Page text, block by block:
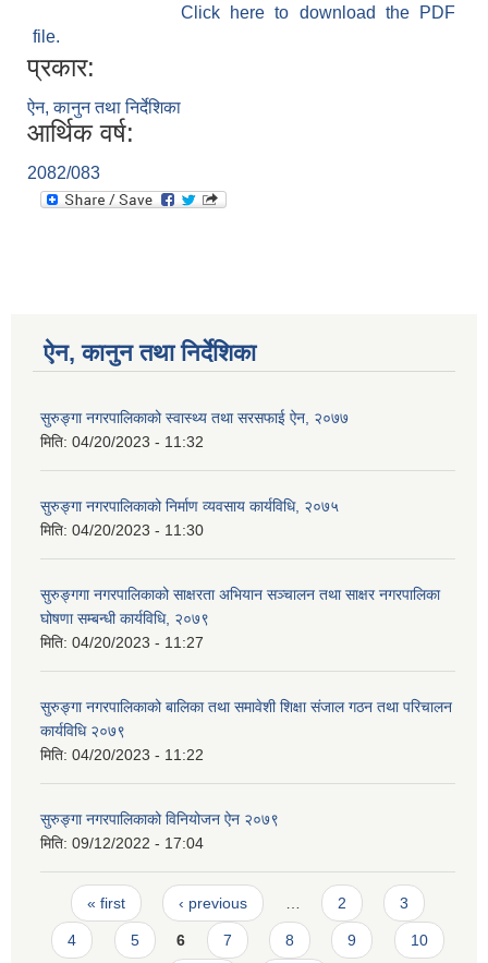
Click here to download the PDF
file.
प्रकार:
ऐन, कानुन तथा निर्देशिका
आर्थिक वर्ष:
2082/083
ऐन, कानुन तथा निर्देशिका
सुरुङ्गा नगरपालिकाको स्वास्थ्य तथा सरसफाई ऐन, २०७७
मिति: 04/20/2023 - 11:32
सुरुङ्गा नगरपालिकाको निर्माण व्यवसाय कार्यविधि, २०७५
मिति: 04/20/2023 - 11:30
सुरुङ्गगा नगरपालिकाको साक्षरता अभियान सञ्चालन तथा साक्षर नगरपालिका
घोषणा सम्बन्धी कार्यविधि, २०७९
मिति: 04/20/2023 - 11:27
सुरुङ्गा नगरपालिकाको बालिका तथा समावेशी शिक्षा संजाल गठन तथा परिचालन
कार्यविधि २०७९
मिति: 04/20/2023 - 11:22
सुरुङ्गा नगरपालिकाको विनियोजन ऐन २०७९
मिति: 09/12/2022 - 17:04
Pages
« first ‹ previous 2 3
4 5 6 7 8 9 10